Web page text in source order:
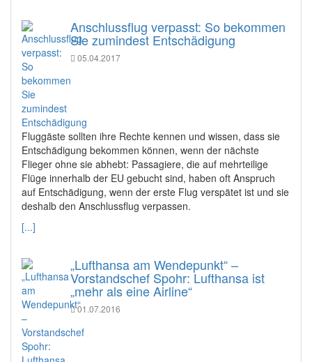
Anschlussflug verpasst: So bekommen
Sie zumindest Entschädigung
05.04.2017
Fluggäste sollten ihre Rechte kennen und wissen, dass sie
Entschädigung bekommen können, wenn der nächste
Flieger ohne sie abhebt: Passagiere, die auf mehrteilige
Flüge innerhalb der EU gebucht sind, haben oft Anspruch
auf Entschädigung, wenn der erste Flug verspätet ist und sie
deshalb den Anschlussflug verpassen.
[...]
„Lufthansa am Wendepunkt“ –
Vorstandschef Spohr: Lufthansa ist
„mehr als eine Airline“
01.07.2016